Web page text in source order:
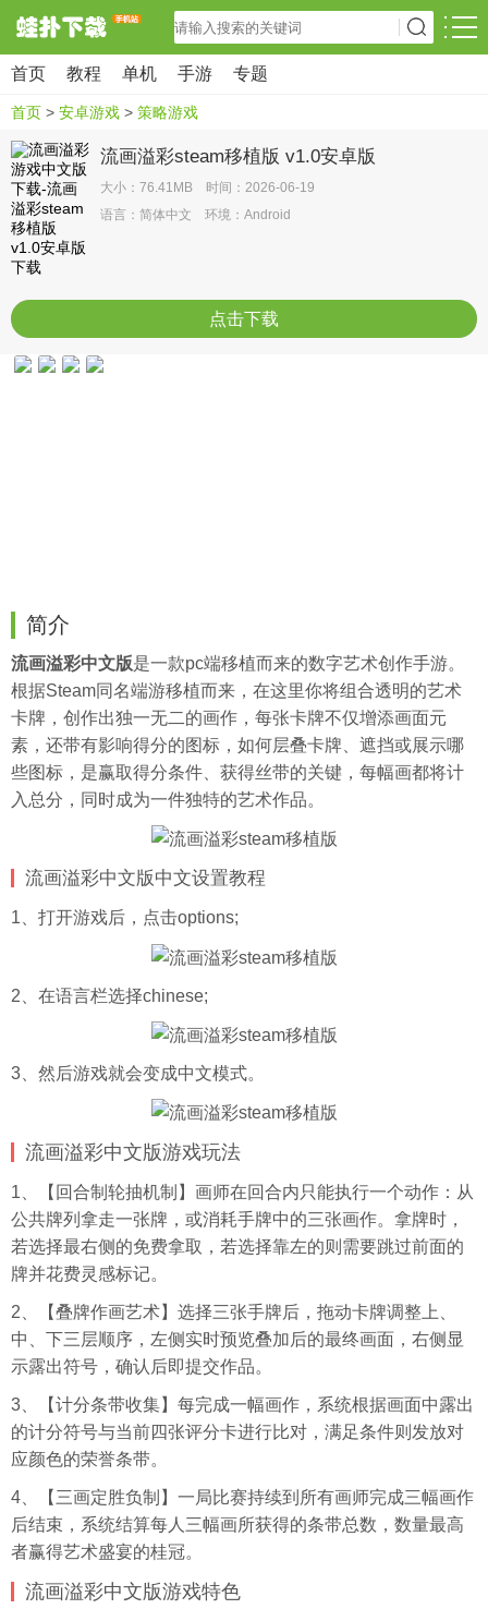
首页 教程 单机 手游 专题
首页 > 安卓游戏 > 策略游戏
流画溢彩steam移植版 v1.0安卓版
大小：76.41MB 时间：2026-06-19
语言：简体中文 环境：Android
点击下载
简介
流画溢彩中文版是一款pc端移植而来的数字艺术创作手游。
根据Steam同名端游移植而来，在这里你将组合透明的艺术
卡牌，创作出独一无二的画作，每张卡牌不仅增添画面元
素，还带有影响得分的图标，如何层叠卡牌、遮挡或展示哪
些图标，是赢取得分条件、获得丝带的关键，每幅画都将计
入总分，同时成为一件独特的艺术作品。
流画溢彩中文版中文设置教程
1、打开游戏后，点击options;
2、在语言栏选择chinese;
3、然后游戏就会变成中文模式。
流画溢彩中文版游戏玩法
1、【回合制轮抽机制】画师在回合内只能执行一个动作：从
公共牌列拿走一张牌，或消耗手牌中的三张画作。拿牌时，
若选择最右侧的免费拿取，若选择靠左的则需要跳过前面的
牌并花费灵感标记。
2、【叠牌作画艺术】选择三张手牌后，拖动卡牌调整上、
中、下三层顺序，左侧实时预览叠加后的最终画面，右侧显
示露出符号，确认后即提交作品。
3、【计分条带收集】每完成一幅画作，系统根据画面中露出
的计分符号与当前四张评分卡进行比对，满足条件则发放对
应颜色的荣誉条带。
4、【三画定胜负制】一局比赛持续到所有画师完成三幅画作
后结束，系统结算每人三幅画所获得的条带总数，数量最高
者赢得艺术盛宴的桂冠。
流画溢彩中文版游戏特色